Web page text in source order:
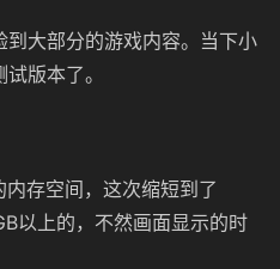
大部分的游戏内容。当下小
版本了。
存空间，这次缩短到了
以上的，不然画面显示的时